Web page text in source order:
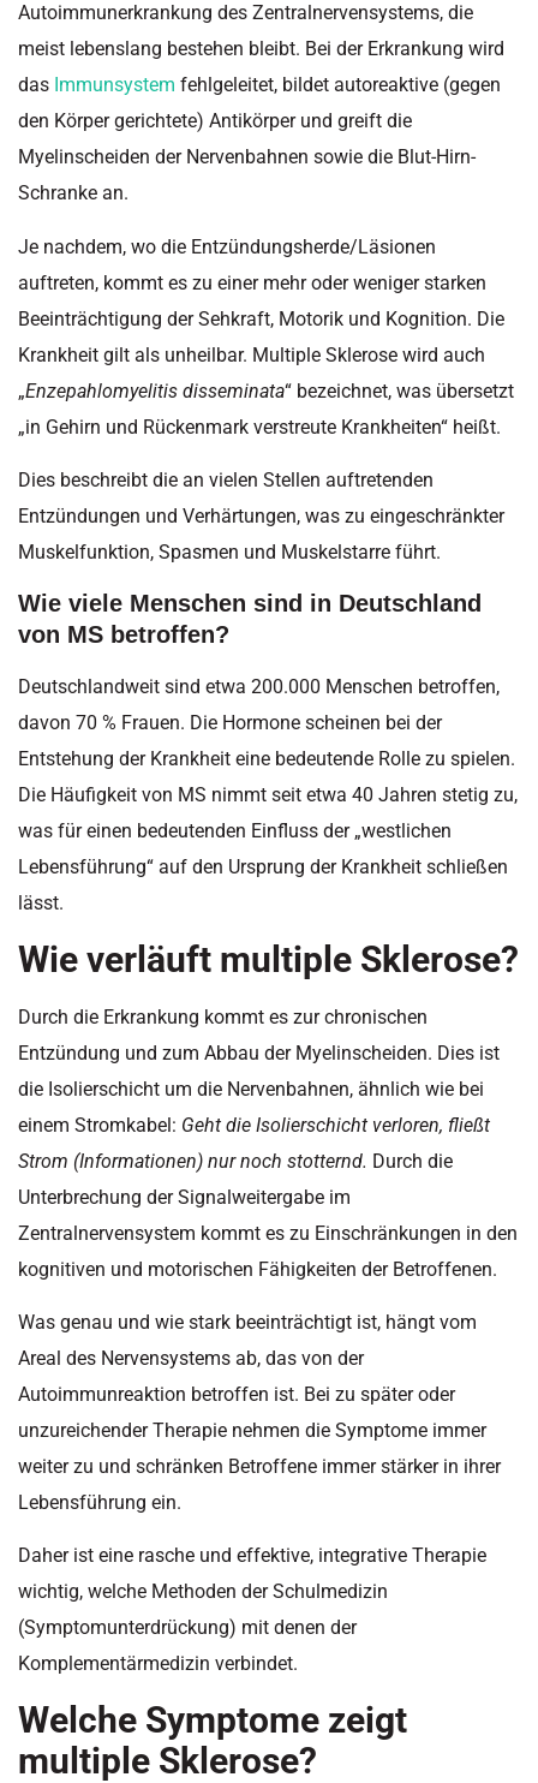
Autoimmunerkrankung des Zentralnervensystems, die
meist lebenslang bestehen bleibt. Bei der Erkrankung wird
das Immunsystem fehlgeleitet, bildet autoreaktive (gegen
den Körper gerichtete) Antikörper und greift die
Myelinscheiden der Nervenbahnen sowie die Blut-Hirn-
Schranke an.
Je nachdem, wo die Entzündungsherde/Läsionen
auftreten, kommt es zu einer mehr oder weniger starken
Beeinträchtigung der Sehkraft, Motorik und Kognition. Die
Krankheit gilt als unheilbar. Multiple Sklerose wird auch
„Enzepahlomyelitis disseminata“ bezeichnet, was übersetzt
„in Gehirn und Rückenmark verstreute Krankheiten“ heißt.
Dies beschreibt die an vielen Stellen auftretenden
Entzündungen und Verhärtungen, was zu eingeschränkter
Muskelfunktion, Spasmen und Muskelstarre führt.
Wie viele Menschen sind in Deutschland
von MS betroffen?
Deutschlandweit sind etwa 200.000 Menschen betroffen,
davon 70 % Frauen. Die Hormone scheinen bei der
Entstehung der Krankheit eine bedeutende Rolle zu spielen.
Die Häufigkeit von MS nimmt seit etwa 40 Jahren stetig zu,
was für einen bedeutenden Einfluss der „westlichen
Lebensführung“ auf den Ursprung der Krankheit schließen
lässt.
Wie verläuft multiple Sklerose?
Durch die Erkrankung kommt es zur chronischen
Entzündung und zum Abbau der Myelinscheiden. Dies ist
die Isolierschicht um die Nervenbahnen, ähnlich wie bei
einem Stromkabel: Geht die Isolierschicht verloren, fließt
Strom (Informationen) nur noch stotternd. Durch die
Unterbrechung der Signalweitergabe im
Zentralnervensystem kommt es zu Einschränkungen in den
kognitiven und motorischen Fähigkeiten der Betroffenen.
Was genau und wie stark beeinträchtigt ist, hängt vom
Areal des Nervensystems ab, das von der
Autoimmunreaktion betroffen ist. Bei zu später oder
unzureichender Therapie nehmen die Symptome immer
weiter zu und schränken Betroffene immer stärker in ihrer
Lebensführung ein.
Daher ist eine rasche und effektive, integrative Therapie
wichtig, welche Methoden der Schulmedizin
(Symptomunterdrückung) mit denen der
Komplementärmedizin verbindet.
Welche Symptome zeigt
multiple Sklerose?